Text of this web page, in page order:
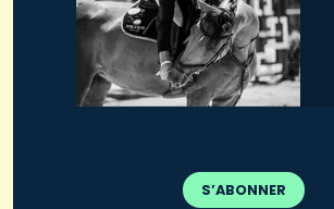
S’ABONNER